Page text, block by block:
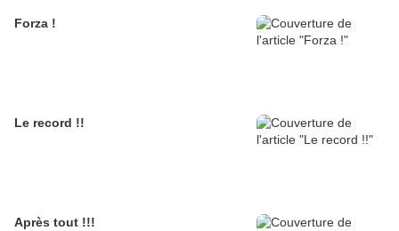
Forza !
Le record !!
Après tout !!!